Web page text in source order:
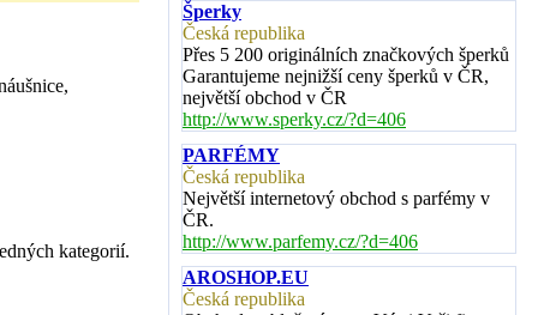
kategorií.
Šperky
Česká republika
Přes 5 200 originálních značkových šperků
Garantujeme nejnižší ceny šperků v ČR,
největší obchod v ČR
http://www.sperky.cz/?d=406
PARFÉMY
Česká republika
Největší internetový obchod s parfémy v
ČR.
http://www.parfemy.cz/?d=406
AROSHOP.EU
Česká republika